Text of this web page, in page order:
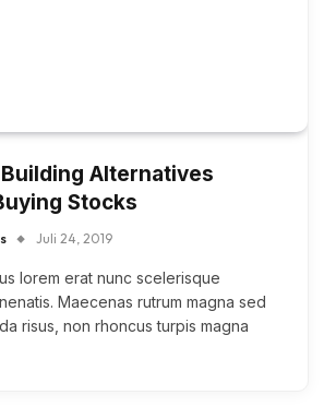
Alternatives
Stocks
Juli 24, 2019
lorem erat nunc scelerisque
Maecenas rutrum magna sed
risus, non rhoncus turpis magna